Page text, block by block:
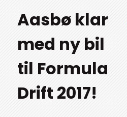
Aasbø klar
med ny bil
til Formula
Drift 2017!